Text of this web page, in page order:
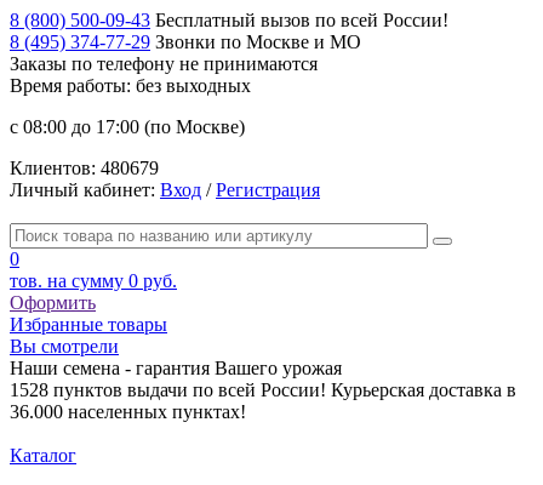
8 (800) 500-09-43 Бесплатный вызов по всей России!
8 (495) 374-77-29 Звонки по Москве и МО
Заказы по телефону не принимаются
Время работы: без выходных
с 08:00 до 17:00 (по Москве)
Клиентов: 480679
Личный кабинет: Вход /Регистрация
0
тов. на сумму 0 руб.
Оформить
Избранные товары
Вы смотрели
Наши семена - гарантия Вашего урожая
1528 пунктов выдачи по всей России! Курьерская доставка в
36.000 населенных пунктах!
Каталог